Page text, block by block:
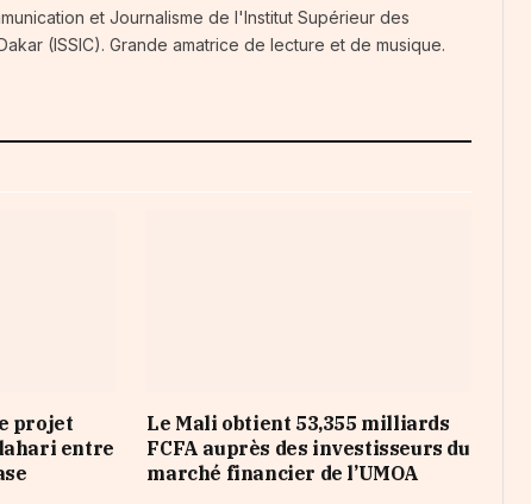
et Journalisme de l'Institut Supérieur des
(ISSIC). Grande amatrice de lecture et de musique.
projet
entre
Le Mali obtient 53,355 milliards
FCFA auprès des investisseurs du
marché financier de l’UMOA